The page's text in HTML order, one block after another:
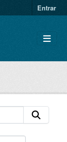
Entrar